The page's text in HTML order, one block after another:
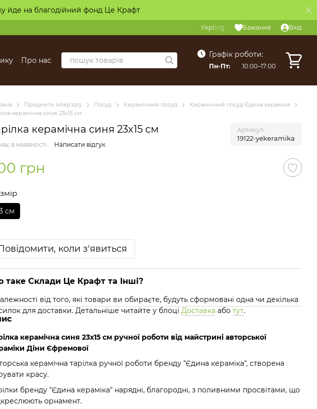
йде на благодійний фонд Це Крафт
УкрEng Бажання Вхід
Про нас
Графік роботи:
Пн-Пт: 10:00–17:00
Предмети інтер'єру Посуд Керамічний посуд
Керамічний посуд Єдина кераміка
керамічна синя 23х15 см
керамічна синя 23х15 см Артикул
19122-yekeramika
в наявності Написати відгук
грн
см
коли з'явиться
таке Склади Це Крафт та Інші?
від того, які товари ви обираєте, будуть сформовані одна чи декілька
для доставки. Детальніше читайте у блоці Доставка або тут.
керамічна синя 23х15 см ручної роботи від майстрині авторської
Діни Єфремової
керамічна тарілка ручної роботи бренду "Єдина кераміка", створена
красу.
бренду "Єдина кераміка" нарядні, благородні, з поливними просвітами, що
орнамент.